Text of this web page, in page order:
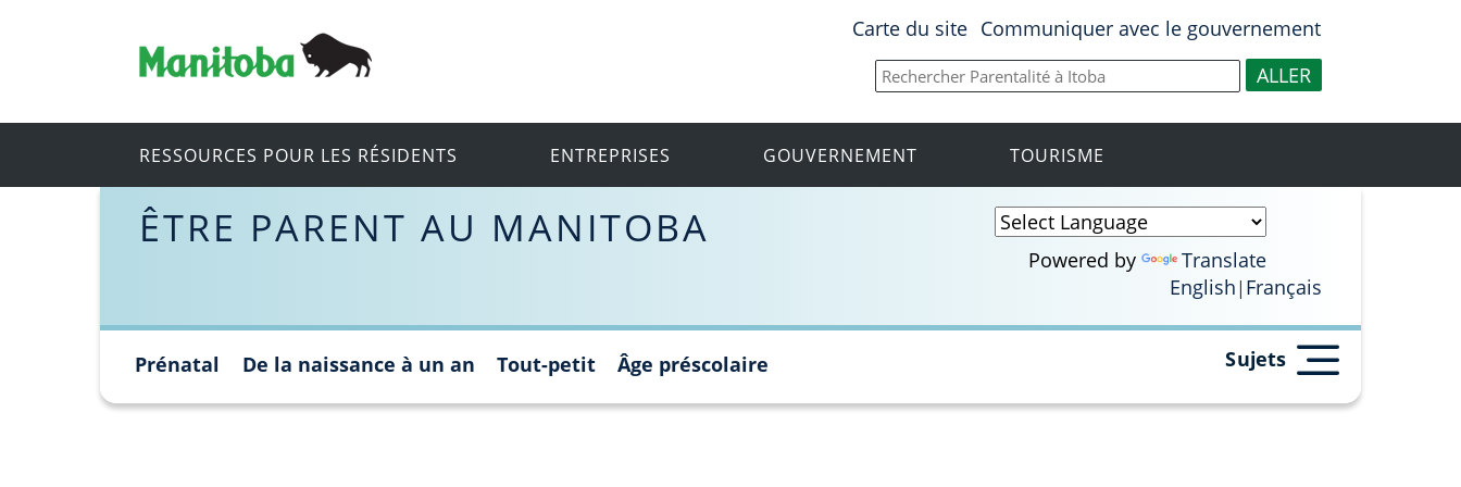
Carte du site Communiquer avec le gouvernement
RESSOURCES POUR LES RÉSIDENTS ENTREPRISES GOUVERNEMENT TOURISME
ÊTRE PARENT AU MANITOBA
Powered by
Translate
English Français
Prénatal De la naissance à un an Tout-petit Âge préscolaire Sujets